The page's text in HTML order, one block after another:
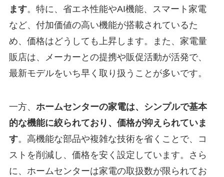
ます。特に、省エネ性能やAI機能、スマート家電
など、付加価値の高い機能が搭載されているた
め、価格はどうしても上昇します。また、家電量
販店は、メーカーとの提携や販促活動が活発で、
最新モデルをいち早く取り扱うことが多いです。
一方、 ホームセンターの家電は、シンプルで基本
的な機能に絞られており、価格が抑えられていま
す。高機能な部品や複雑な技術を省くことで、コ
ストを削減し、価格を安く設定しています。さら
に、ホームセンターは家電の取扱数が限られてお